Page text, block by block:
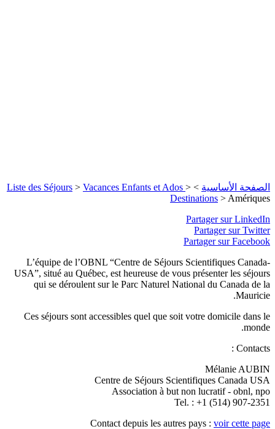
الصفحة الأساسية >
Liste des Séjours > Vacances Enfants et Ados >
Destinations > Amériques
Partager sur LinkedIn
Partager sur Twitter
Partager sur Facebook
L’équipe de l’OBNL “Centre de Séjours Scientifiques Canada-
USA”, situé au Québec, est heureuse de vous présenter les séjours
qui se déroulent sur le Parc Naturel National du Canada de la
Mauricie.
Ces séjours sont accessibles quel que soit votre domicile dans le
monde.
Contacts :
Mélanie AUBIN
Centre de Séjours Scientifiques Canada USA
Association à but non lucratif - obnl, npo
Tel. : +1 (514) 907-2351
Contact depuis les autres pays : voir cette page